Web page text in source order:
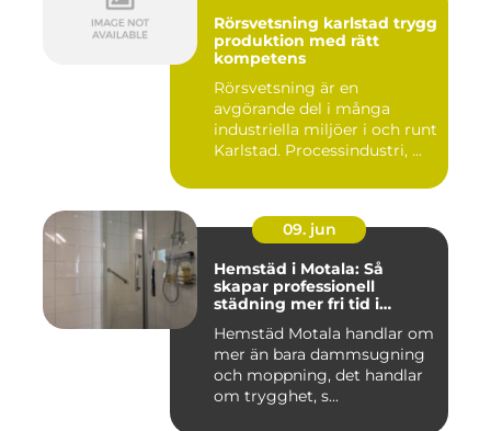
Rörsvetsning karlstad trygg
produktion med rätt
kompetens
Rörsvetsning är en
avgörande del i många
industriella miljöer i och runt
Karlstad. Processindustri, ...
09. jun
Hemstäd i Motala: Så
skapar professionell
städning mer fri tid i
Hemstäd Motala handlar om
mer än bara dammsugning
och moppning, det handlar
om trygghet, s...